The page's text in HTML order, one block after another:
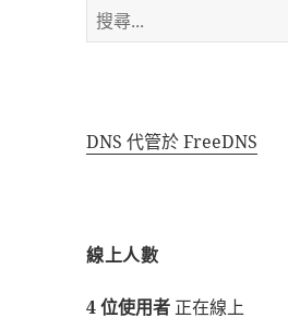
搜
尋
DNS 代管於 FreeDNS
線上人數
4 位使用者 正在線上